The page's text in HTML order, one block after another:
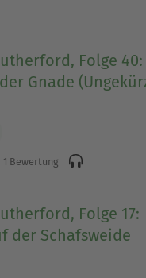
Folge 40:
Gnade
1 Bewertung
Folge 17:
der Schafsweide